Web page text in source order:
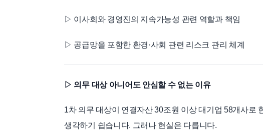
▷ 이사회와 경영진의 지속가능성 관련 역할과 책임
▷ 공급망을 포함한 환경·사회 관련 리스크 관리 체계
▷ 의무 대상 아니어도 안심할 수 없는 이유
1차 의무 대상이 연결자산 30조원 이상 대기업 58개사로
생각하기 쉽습니다. 그러나 현실은 다릅니다.